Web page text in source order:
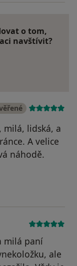
o tom,
navštívit?
milá, lidská, a
A velice
náhodě.
byl odstraněn
milá paní
ale